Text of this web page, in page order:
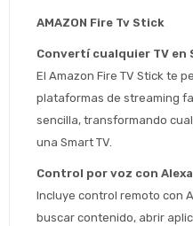
AMAZON Fire Tv Stick
Convertí cualquier TV
El Amazon Fire TV Stick te
plataformas de streaming
sencilla, transformando
una Smart TV.
Control por voz con Alexa
Incluye control remoto con
buscar contenido, abrir